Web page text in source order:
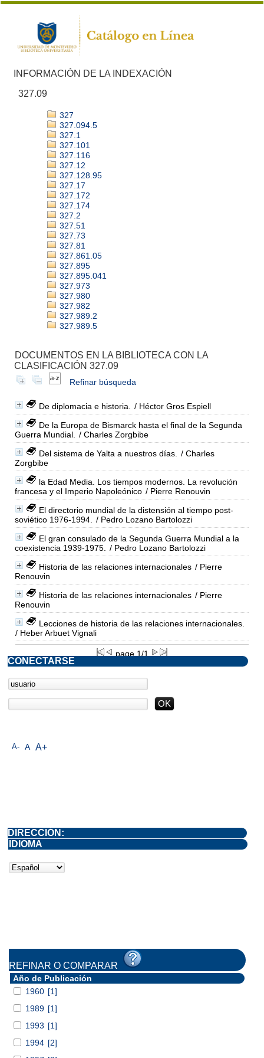
INFORMACIÓN DE LA INDEXACIÓN
327.09
327
327.094.5
327.1
327.101
327.116
327.12
327.128.95
327.17
327.172
327.174
327.2
327.51
327.73
327.81
327.861.05
327.895
327.895.041
327.973
327.980
327.982
327.989.2
327.989.5
DOCUMENTOS EN LA BIBLIOTECA CON LA
CLASIFICACIÓN 327.09
Refinar búsqueda
De diplomacia e historia.
/ Héctor Gros Espiell
De la Europa de Bismarck hasta el final de la Segunda
Guerra Mundial.
/ Charles Zorgbibe
Del sistema de Yalta a nuestros días.
/ Charles
Zorgbibe
la Edad Media. Los tiempos modernos. La revolución
francesa y el Imperio Napoleónico / Pierre Renouvin
El directorio mundial de la distensión al tiempo post-
soviético 1976-1994.
/ Pedro Lozano Bartolozzi
El gran consulado de la Segunda Guerra Mundial a la
coexistencia 1939-1975.
/ Pedro Lozano Bartolozzi
Historia de las relaciones internacionales / Pierre
Renouvin
Historia de las relaciones internacionales / Pierre
Renouvin
Lecciones de historia de las relaciones internacionales.
/ Heber Arbuet Vignali
page 1/1
A- A A+
CONECTARSE
DIRECCIÓN:
IDIOMA
REFINAR O COMPARAR
Año de Publicación
1960 [1]
1989 [1]
1993 [1]
1994 [2]